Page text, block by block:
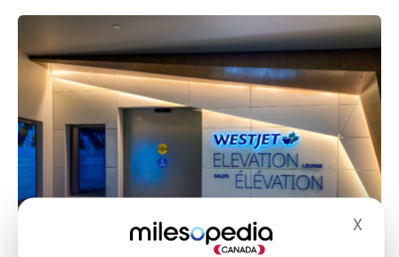
X
Avis: Salon WestJet Élévation